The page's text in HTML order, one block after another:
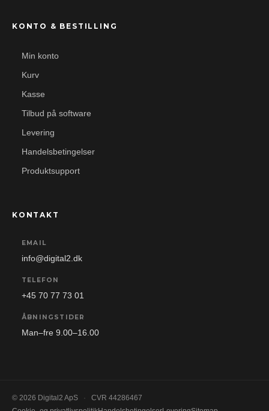
KONTO & BESTILLING
Min konto
Kurv
Kasse
Tilbud på software
Levering
Handelsbetingelser
Produktsupport
KONTAKT
EMAIL
info@digital2.dk
TELEFON
+45 70 77 73 01
ÅBNINGSTIDER
Man–fre 9.00–16.00
© 2026 Digital2 ApS ·
CVR 44286467